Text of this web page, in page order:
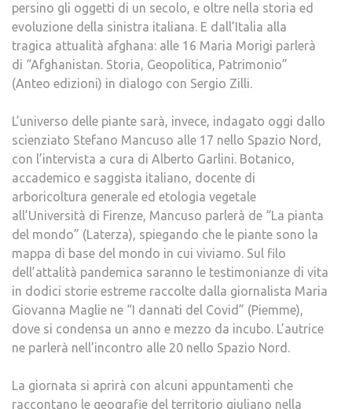
persino gli oggetti di un secolo, e oltre nella storia ed
evoluzione della sinistra italiana. E dall’Italia alla
tragica attualità afghana: alle 16 Maria Morigi parlerà
di “Afghanistan. Storia, Geopolitica, Patrimonio”
(Anteo edizioni) in dialogo con Sergio Zilli.
L’universo delle piante sarà, invece, indagato oggi dallo
scienziato Stefano Mancuso alle 17 nello Spazio Nord,
con l’intervista a cura di Alberto Garlini. Botanico,
accademico e saggista italiano, docente di
arboricoltura generale ed etologia vegetale
all’Università di Firenze, Mancuso parlerà de “La pianta
del mondo” (Laterza), spiegando che le piante sono la
mappa di base del mondo in cui viviamo. Sul filo
dell’attalità pandemica saranno le testimonianze di vita
in dodici storie estreme raccolte dalla giornalista Maria
Giovanna Maglie ne “I dannati del Covid” (Piemme),
dove si condensa un anno e mezzo da incubo. L’autrice
ne parlerà nell’incontro alle 20 nello Spazio Nord.
La giornata si aprirà con alcuni appuntamenti che
raccontano le geografie del territorio giuliano nella